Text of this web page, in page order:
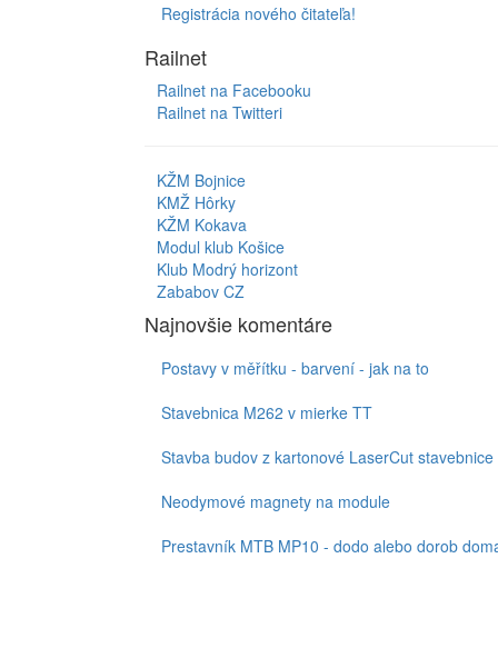
Registrácia nového čitateľa!
Railnet
Railnet na Facebooku
Railnet na Twitteri
KŽM Bojnice
KMŽ Hôrky
KŽM Kokava
Modul klub Košice
Klub Modrý horizont
Zababov CZ
Najnovšie komentáre
Postavy v měřítku - barvení - jak na to
Stavebnica M262 v mierke TT
Stavba budov z kartonové LaserCut stavebnice
Neodymové magnety na module
Prestavník MTB MP10 - dodo alebo dorob